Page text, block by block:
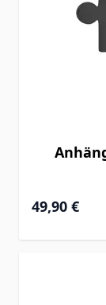
49,90 €